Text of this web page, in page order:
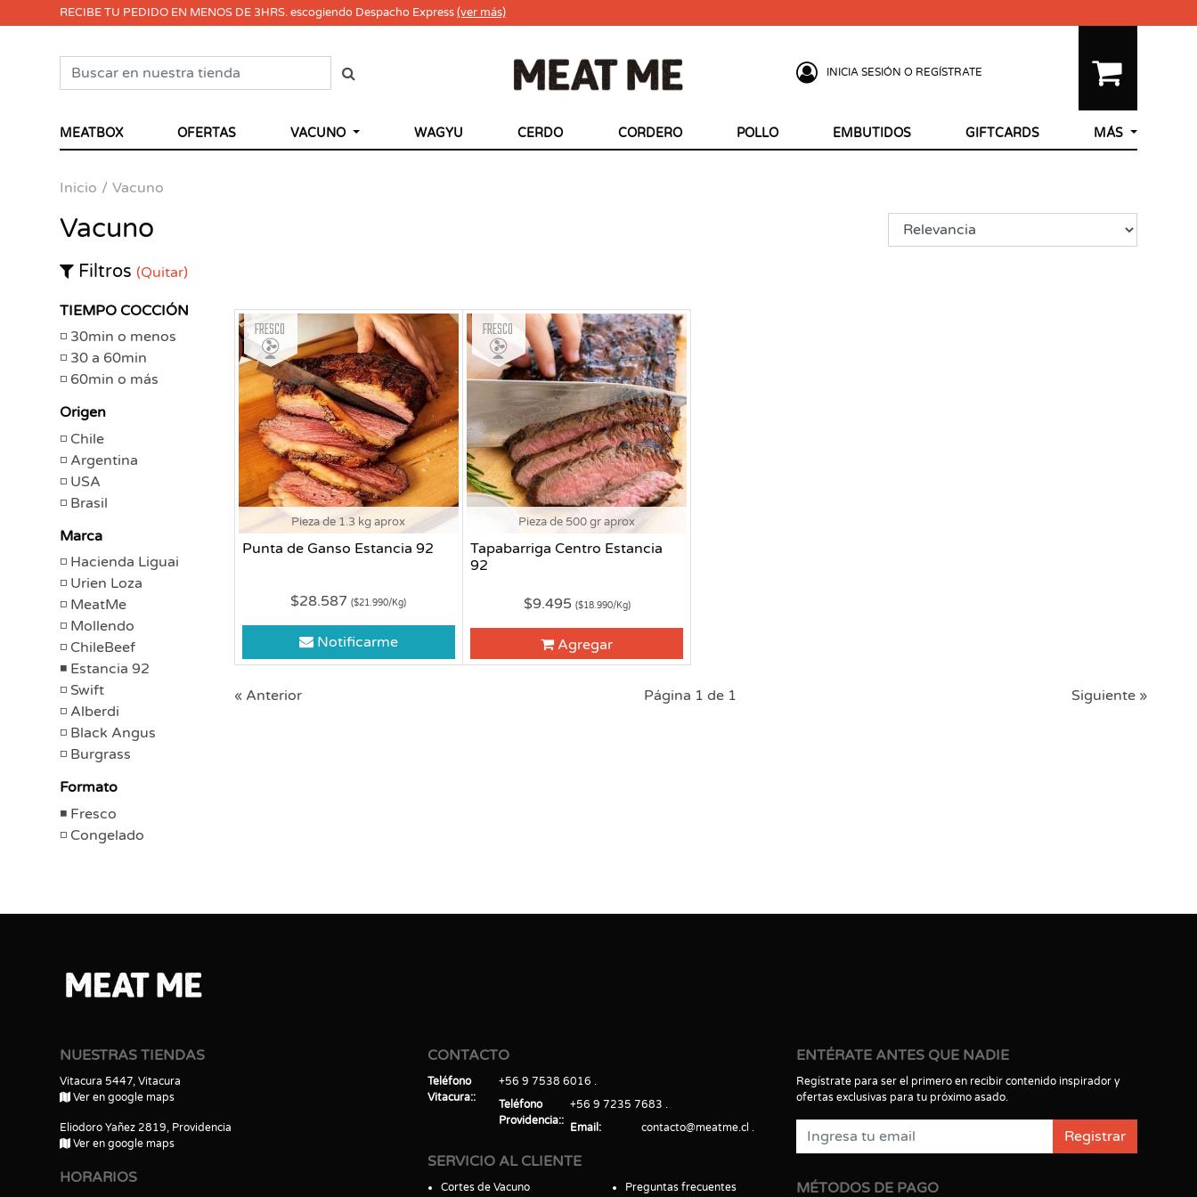
RECIBE TU PEDIDO EN MENOS DE 3HRS. escogiendo Despacho Express(ver más)
INICIA SESIÓN O REGÍSTRATE
MEATBOX OFERTAS VACUNO WAGYU CERDO CORDERO POLLO EMBUTIDOS GIFTCARDS MÁS
Inicio Vacuno
Vacuno
Filtros (Quitar)
TIEMPO COCCIÓN
30min o menos
30 a 60min
60min o más
Origen
Chile
Argentina
USA
Brasil
Marca
Hacienda Liguai
Urien Loza
MeatMe
Mollendo
ChileBeef
Estancia 92
Swift
Alberdi
Black Angus
Burgrass
Formato
Fresco
Congelado
Pieza de 1.3 kg aprox
Punta de Ganso Estancia 92
Fresco
$28.587($21.990/Kg)
Notificarme
Pieza de 500 gr aprox
Tapabarriga Centro Estancia
92
Fresco
$9.495 ($18.990/Kg)
Agregar
« Anterior Página 1 de 1 Siguiente »
NUESTRAS TIENDAS
Vitacura 5447, Vitacura
Ver en google maps
Eliodoro Yañez 2819, Providencia
Ver en google maps
HORARIOS
CONTACTO
Teléfono
Vitacura:
+56 9 7538 6016
Teléfono
Providencia:
+56 9 7235 7683
Email
contacto@meatme.cl
SERVICIO AL CLIENTE
Cortes de Vacuno Preguntas frecuentes
ENTÉRATE ANTES QUE NADIE
Regístrate para ser el primero en recibir contenido inspirador y
ofertas exclusivas para tu próximo asado.
Registrar
MÉTODOS DE PAGO